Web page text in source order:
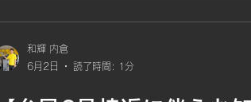
和輝 内倉
6月2日
読了時間: 1分